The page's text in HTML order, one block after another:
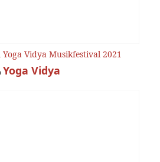
Vidya Musikfestival 2021
Yoga Vidya